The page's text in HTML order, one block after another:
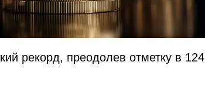
рекорд, преодолев отметку в 124